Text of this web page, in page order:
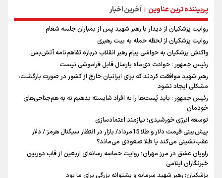
پربیننده ترین عناوین | آخرین اخبار
روایت پزشکیان از دیدار با رهبر شهید پس از بمباران جلسه شعام
روایت پزشکیان از لحظه حمله به بیت رهبری
واکنش پزشکیان به حواشی پیام رهبر انقلاب درباره تفاهم‌نامه آتش‌بس
رئیس جمهور : حوادث دی‌ماه پارسال قابل فراموشی نیست
رهبر شهید موافقت کردند که برای ایرانیان خارج از کشور در صورت بازگشت،
مشکلی ایجاد نشود
رئیس جمهور : باید پُست‌ها را به افراد شایسته بدهیم نه به هم‌جناحی‌های
خودمان
توسعه انرژی خورشیدی؛ نیازمند اعتمادسازی
پیش‌بینی قیمت دلار و طلا 15مرداد/ بازار در انتظار سیگنال هرمز / دلار
عقب‌نشینی می‌کند یا طلا صعودی می‌ماند؟
راویان عشق در مرز مهران؛ روایت حماسه‌ رسانه‌ای اربعین از قاب دوربین
خبرنگاران ایلامی
پزشکیان: رهبر شهید سرمایه و پشتوانه بزرگی برای ما بود